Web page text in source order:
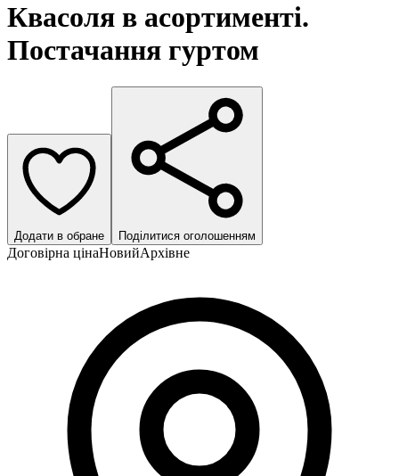
Квасоля в асортименті.
Постачання гуртом
Додати в обране Поділитися оголошенням
Договірна цінаНовийАрхівне